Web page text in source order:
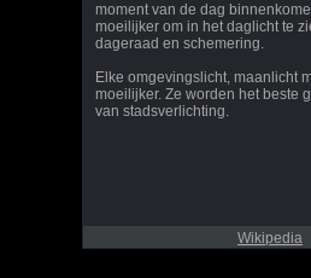
moment van de dag
moeilijker om in het daglicht te
dageraad en schemering.
Elke omgevingslicht, maanlicht
moeilijker. Ze worden het beste
van stadsverlichting.
Wikipedia